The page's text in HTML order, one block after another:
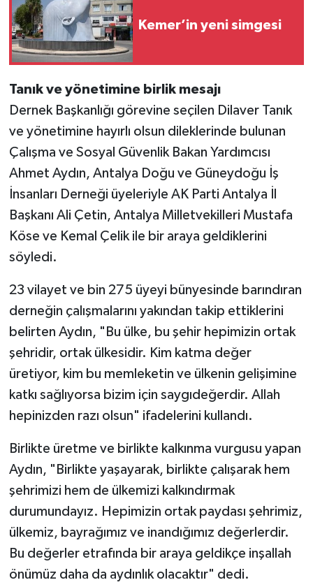
Kemer’in yeni simgesi
Tanık ve yönetimine birlik mesajı
Dernek Başkanlığı görevine seçilen Dilaver Tanık
ve yönetimine hayırlı olsun dileklerinde bulunan
Çalışma ve Sosyal Güvenlik Bakan Yardımcısı
Ahmet Aydın, Antalya Doğu ve Güneydoğu İş
İnsanları Derneği üyeleriyle AK Parti Antalya İl
Başkanı Ali Çetin, Antalya Milletvekilleri Mustafa
Köse ve Kemal Çelik ile bir araya geldiklerini
söyledi.
23 vilayet ve bin 275 üyeyi bünyesinde barındıran
derneğin çalışmalarını yakından takip ettiklerini
belirten Aydın, "Bu ülke, bu şehir hepimizin ortak
şehridir, ortak ülkesidir. Kim katma değer
üretiyor, kim bu memleketin ve ülkenin gelişimine
katkı sağlıyorsa bizim için saygıdeğerdir. Allah
hepinizden razı olsun" ifadelerini kullandı.
Birlikte üretme ve birlikte kalkınma vurgusu yapan
Aydın, "Birlikte yaşayarak, birlikte çalışarak hem
şehrimizi hem de ülkemizi kalkındırmak
durumundayız. Hepimizin ortak paydası şehrimiz,
ülkemiz, bayrağımız ve inandığımız değerlerdir.
Bu değerler etrafında bir araya geldikçe inşallah
önümüz daha da aydınlık olacaktır" dedi.